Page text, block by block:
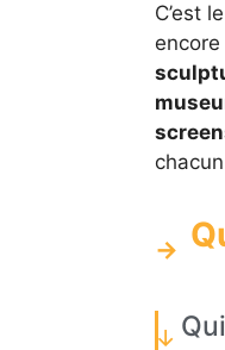
C’est
encore